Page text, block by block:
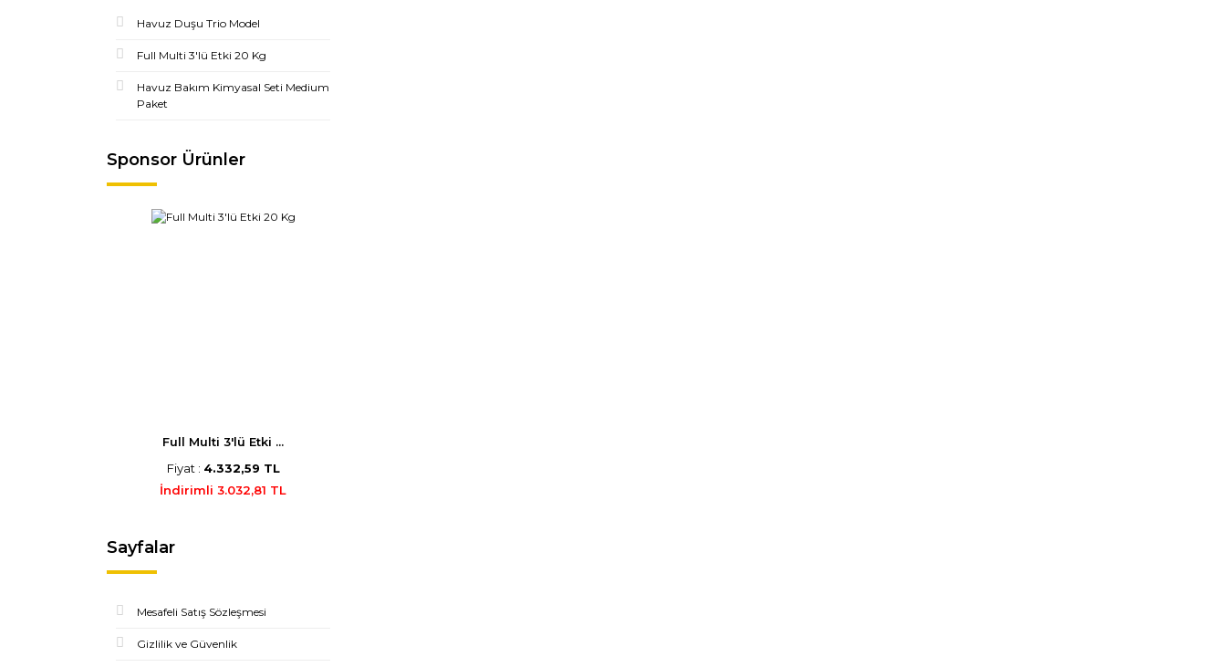
Havuz Duşu Trio Model
Full Multi 3'lü Etki 20 Kg
Havuz Bakım Kimyasal Seti Medium
Paket
Sponsor Ürünler
Full Multi 3'lü Etki ...
Fiyat : 4.332,59 TL
İndirimli 3.032,81 TL
Sayfalar
Mesafeli Satış Sözleşmesi
Gizlilik ve Güvenlik